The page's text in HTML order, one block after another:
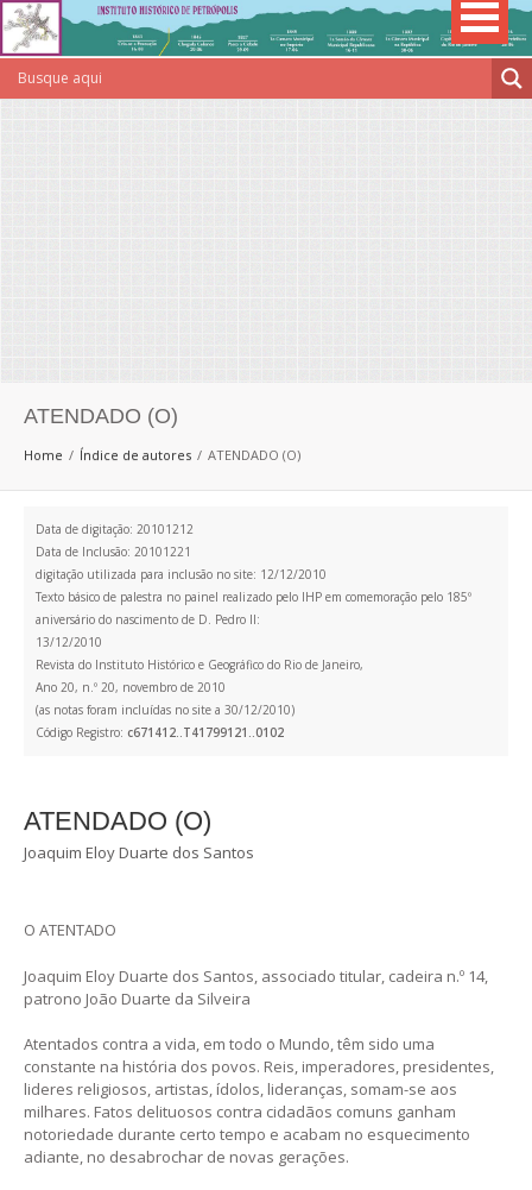
ATENDADO (O)
Home Índice de autores ATENDADO (O)
Data de digitação: 20101212
Data de Inclusão: 20101221
digitação utilizada para inclusão no site: 12/12/2010
Texto básico de palestra no painel realizado pelo IHP em comemoração pelo 185º
aniversário do nascimento de D. Pedro II:
13/12/2010
Revista do Instituto Histórico e Geográfico do Rio de Janeiro,
Ano 20, n.º 20, novembro de 2010
(as notas foram incluídas no site a 30/12/2010)
Código Registro: c671412..T41799121..0102
ATENDADO (O)
Joaquim Eloy Duarte dos Santos
O ATENTADO
Joaquim Eloy Duarte dos Santos, associado titular, cadeira n.º 14,
patrono João Duarte da Silveira
Atentados contra a vida, em todo o Mundo, têm sido uma
constante na história dos povos. Reis, imperadores, presidentes,
lideres religiosos, artistas, ídolos, lideranças, somam-se aos
milhares. Fatos delituosos contra cidadãos comuns ganham
notoriedade durante certo tempo e acabam no esquecimento
adiante, no desabrochar de novas gerações.